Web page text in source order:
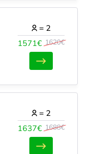
1571€ 1620€
= 2
1637€ 1688€
= 2